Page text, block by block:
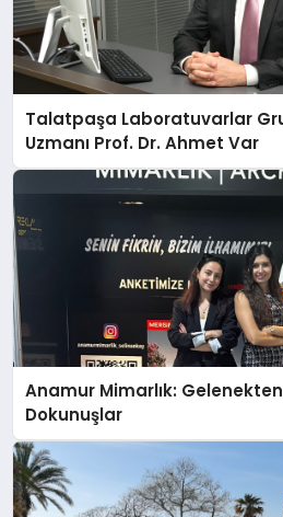
Talatpaşa Laboratuvarlar
Uzmanı Prof. Dr. Ahmet Var
Anamur Mimarlık:
Dokunuşlar